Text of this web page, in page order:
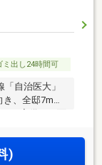
ミ出し24時間可
自治医大」
、全邸7m以
モデルルーム
)